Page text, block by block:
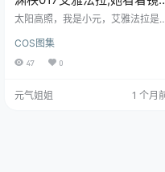
头的样子很温柔
太阳高照，我是小元，艾雅法拉是
她研究火山，看岩浆流动，听大地
深处的声音，但现实中的声音，她
图，十七点六八兆。这数字放在现
COS图集
47 0
元气姐姐 1 个月